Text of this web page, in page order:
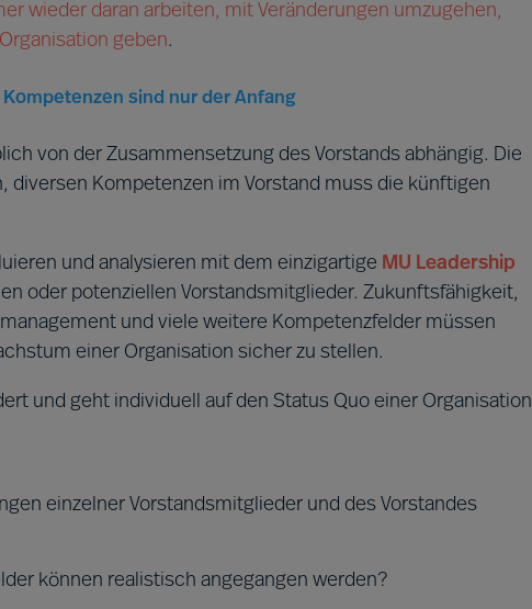
wieder daran arbeiten, mit Veränderungen umzugehen,
geben.
sind nur der Anfang
von der Zusammensetzung des Vorstands abhängig. Die
Kompetenzen im Vorstand muss die künftigen
und analysieren mit dem einzigartige MU Leadership
oder potenziellen Vorstandsmitglieder. Zukunftsfähigkeit,
und viele weitere Kompetenzfelder müssen
einer Organisation sicher zu stellen.
und geht individuell auf den Status Quo einer Organisation
einzelner Vorstandsmitglieder und des Vorstandes
können realistisch angegangen werden?